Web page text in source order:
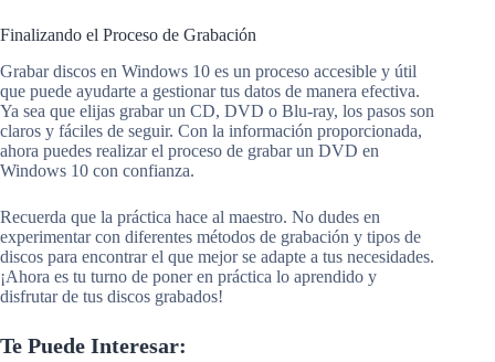
Finalizando el Proceso de Grabación
Grabar discos en Windows 10 es un proceso accesible y útil
que puede ayudarte a gestionar tus datos de manera efectiva.
Ya sea que elijas grabar un CD, DVD o Blu-ray, los pasos son
claros y fáciles de seguir. Con la información proporcionada,
ahora puedes realizar el proceso de grabar un DVD en
Windows 10 con confianza.
Recuerda que la práctica hace al maestro. No dudes en
experimentar con diferentes métodos de grabación y tipos de
discos para encontrar el que mejor se adapte a tus necesidades.
¡Ahora es tu turno de poner en práctica lo aprendido y
disfrutar de tus discos grabados!
Te Puede Interesar: